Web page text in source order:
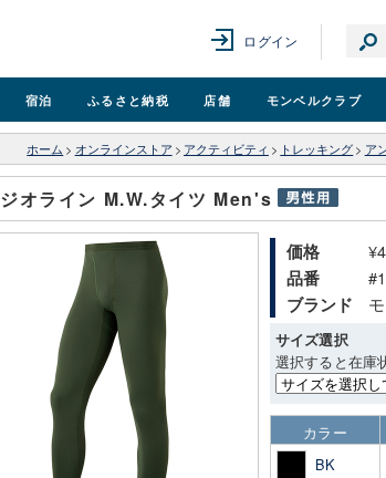
ログイン
宿泊 ふるさと納税 店舗 モンベルクラブ
ホーム > オンラインストア > アクティビティ > トレッキング > ア
ジオライン M.W.タイツ Men's
価格
品番
ブランド
サイズ選択
選択すると在庫
カラー
BK